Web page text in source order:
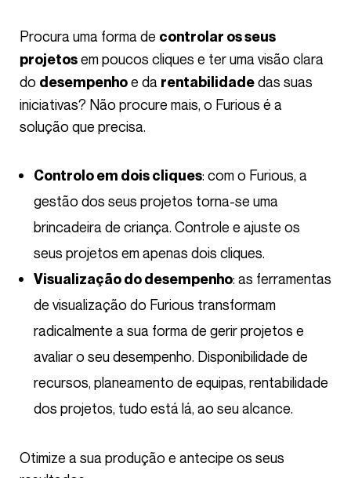
Procura uma forma de controlar os seus
projetosem poucos cliques e ter uma visão clara
do desempenhoe da rentabilidadedas suas
iniciativas? Não procure mais, o Furious é a
solução que precisa.
Controlo em dois cliques: com o Furious, a
gestão dos seus projetos torna-se uma
brincadeira de criança. Controle e ajuste os
seus projetos em apenas dois cliques.
Visualização do desempenho: as ferramentas
de visualização do Furious transformam
radicalmente a sua forma de gerir projetos e
avaliar o seu desempenho. Disponibilidade de
recursos, planeamento de equipas, rentabilidade
dos projetos, tudo está lá, ao seu alcance.
Otimize a sua produção e antecipe os seus